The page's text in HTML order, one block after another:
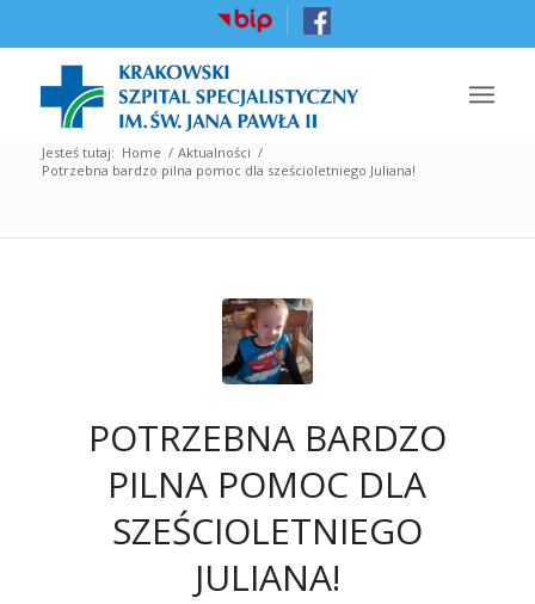
Jesteś tutaj: Home / Aktualności /
Potrzebna bardzo pilna pomoc dla sześcioletniego Juliana!
POTRZEBNA BARDZO
PILNA POMOC DLA
SZEŚCIOLETNIEGO
JULIANA!